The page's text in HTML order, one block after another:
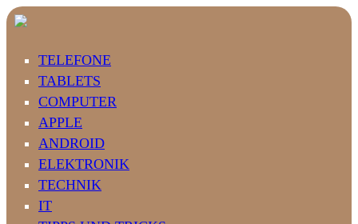
TELEFONE
TABLETS
COMPUTER
APPLE
ANDROID
ELEKTRONIK
TECHNIK
IT